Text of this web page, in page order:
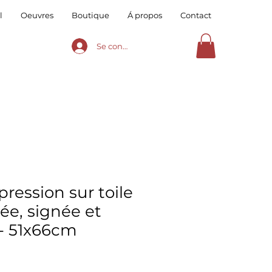
Oeuvres Boutique Á propos Contact
Se connecter
sur toile
signée et
51x66cm